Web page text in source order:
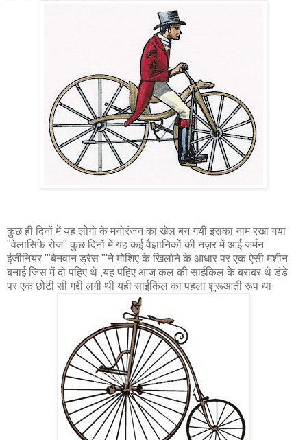
कुछ ही दिनों में यह लोगो के मनोरंजन का खेल बन गयी इसका नाम रखा गया
"वेलासिफे रोज" कुछ दिनों में यह कई वैज्ञानिकों की नज़र में आई जर्मन
इंजीनियर '"बेनवान ड्रेस "'ने मोशिए के खिलोने के आधार पर एक ऐसी मशीन
बनाई जिस में दो पहिए थे ,यह पहिए आज कल की साईकिल के बराबर थे डंडे
पर एक छोटी सी गद्दी लगी थी यही साईकिल का पहला शुरूआती रूप था